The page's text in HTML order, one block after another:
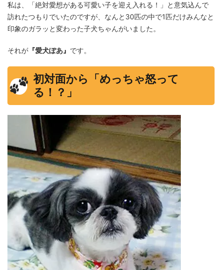
私は、「絶対愛想がある可愛い子を迎え入れる！」と意気込んで
訪れたつもりでいたのですが、なんと30匹の中で1匹だけみんなと
印象のガラッと変わった子犬ちゃんがいました。
それが 『愛犬ぽあ』 です。
初対面から「めっちゃ怒って
る！？」